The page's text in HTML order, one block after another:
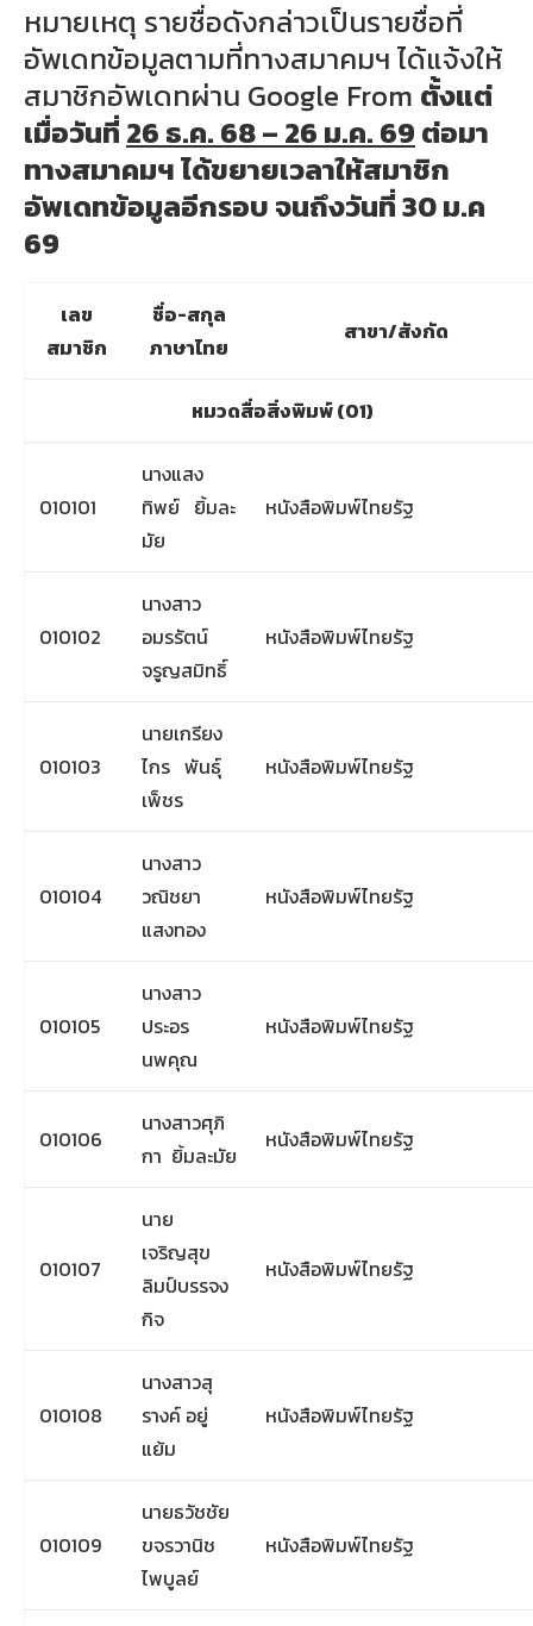
หมายเหตุ รายชื่อดังกล่าวเป็นรายชื่อที่
อัพเดทข้อมูลตามที่ทางสมาคมฯ ได้แจ้งให้
สมาชิกอัพเดทผ่าน Google From ตั้งแต่
เมื่อวันที่ 26 ธ.ค. 68 – 26 ม.ค. 69 ต่อมา
ทางสมาคมฯได้ขยายเวลาให้สมาชิก
อัพเดทข้อมูลอีกรอบ จนถึงวันที่ 30 ม.ค
69
เลข
สมาชิก
ชื่อ-สกุล
ภาษาไทย
สาขา/สังกัด
หมวดสื่อสิ่งพิมพ์ (01)
010101
นางแสง
ทิพย์ ยิ้มละ
มัย
หนังสือพิมพ์ไทยรัฐ
010102
นางสาว
อมรรัตน์
จรูญสมิทธิ์
หนังสือพิมพ์ไทยรัฐ
010103
นายเกรียง
ไกร พันธุ์
เพ็ชร
หนังสือพิมพ์ไทยรัฐ
010104
นางสาว
วณิชยา
แสงทอง
หนังสือพิมพ์ไทยรัฐ
010105
นางสาว
ประอร
นพคุณ
หนังสือพิมพ์ไทยรัฐ
010106
นางสาวศุภิ
กา ยิ้มละมัย
หนังสือพิมพ์ไทยรัฐ
010107
นาย
เจริญสุข
ลิมป์บรรจง
กิจ
หนังสือพิมพ์ไทยรัฐ
010108
นางสาวสุ
รางค์ อยู่
แย้ม
หนังสือพิมพ์ไทยรัฐ
010109
นายธวัชชัย
ขจรวานิช
ไพบูลย์
หนังสือพิมพ์ไทยรัฐ